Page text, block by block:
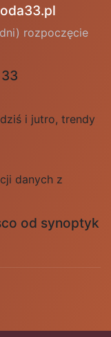
rozpoczęcie
i jutro, trendy
danych z
od synoptyk